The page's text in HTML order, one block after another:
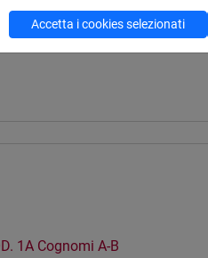
1A Cognomi A-B
Accetta i cookies selezionati